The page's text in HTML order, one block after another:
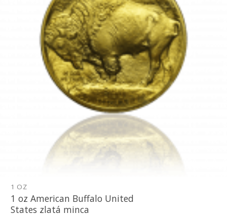
1 OZ
1 oz American Buffalo United
States zlatá minca